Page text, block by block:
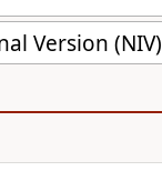
Version (NIV)